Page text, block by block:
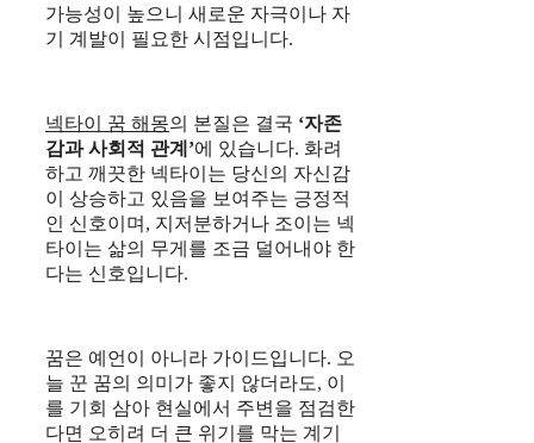
가능성이 높으니 새로운 자극이나 자
기 계발이 필요한 시점입니다.
넥타이 꿈 해몽의 본질은 결국 ‘자존
감과 사회적 관계’에 있습니다. 화려
하고 깨끗한 넥타이는 당신의 자신감
이 상승하고 있음을 보여주는 긍정적
인 신호이며, 지저분하거나 조이는 넥
타이는 삶의 무게를 조금 덜어내야 한
다는 신호입니다.
꿈은 예언이 아니라 가이드입니다. 오
늘 꾼 꿈의 의미가 좋지 않더라도, 이
를 기회 삼아 현실에서 주변을 점검한
다면 오히려 더 큰 위기를 막는 계기